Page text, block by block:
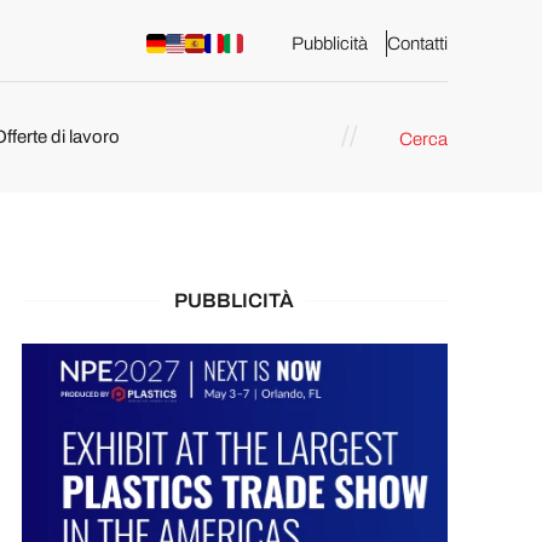
Pubblicità Contatti
di lavoro Cerca
PUBBLICITÀ